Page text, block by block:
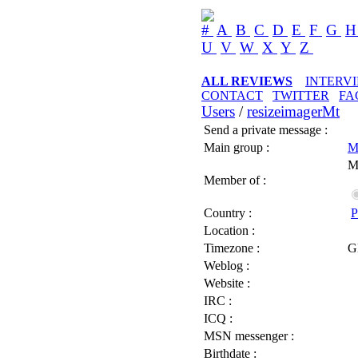
# A B C D E F G
U V W X Y Z
ALL REVIEWS
CONTACT
TWITTER
Users /resizeimagerMt
Send a private message :
Main group :
Member of :
Country :
Location :
Timezone :
Weblog :
Website :
IRC :
ICQ :
MSN messenger :
Birthdate :